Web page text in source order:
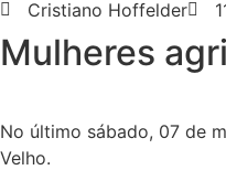
Cristiano Hoffelder
Mulheres
No último sábado, 07 de
Velho.